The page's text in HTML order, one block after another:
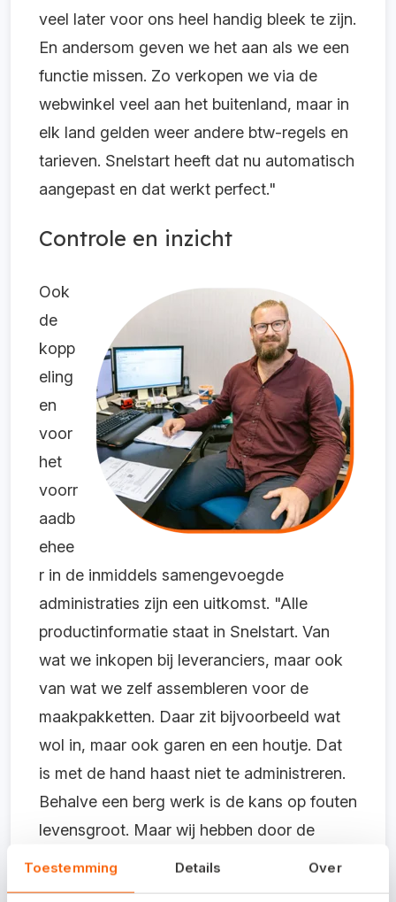
Toestemming Details Over
veel later voor ons heel handig bleek te zijn.
En andersom geven we het aan als we een
functie missen. Zo verkopen we via de
webwinkel veel aan het buitenland, maar in
elk land gelden weer andere btw-regels en
tarieven. Snelstart heeft dat nu automatisch
aangepast en dat werkt perfect."
Controle en inzicht
Ook
de
kopp
eling
en
voor
het
voorr
aadb
ehee
r in de inmiddels samengevoegde
administraties zijn een uitkomst. "Alle
productinformatie staat in Snelstart. Van
wat we inkopen bij leveranciers, maar ook
van wat we zelf assembleren voor de
maakpakketten. Daar zit bijvoorbeeld wat
wol in, maar ook garen en een houtje. Dat
is met de hand haast niet te administreren.
Behalve een berg werk is de kans op fouten
levensgroot. Maar wij hebben door de
automatisering tot op de gram nauwkeurig